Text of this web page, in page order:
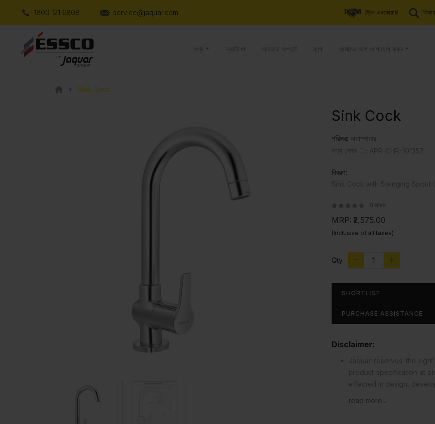
1800 121 6808 service@jaquar.com ট্রেড এনকোয়ারি
পণ্য ক্যাটালগ আমাদের সম্পর্কে ব্লগ আমাদের সঙ্গে যোগাযোগ করুন
Sink Cock
Sink Cock
পরিসর: অ্যাস্পায়ার
বিবরণ:
0 রিভিউ
MRP: ₹2,575.00
(Inclusive of all taxes)
Qty
SHORTLIST
PURCHASE ASSISTANCE
Disclaimer:
read more...